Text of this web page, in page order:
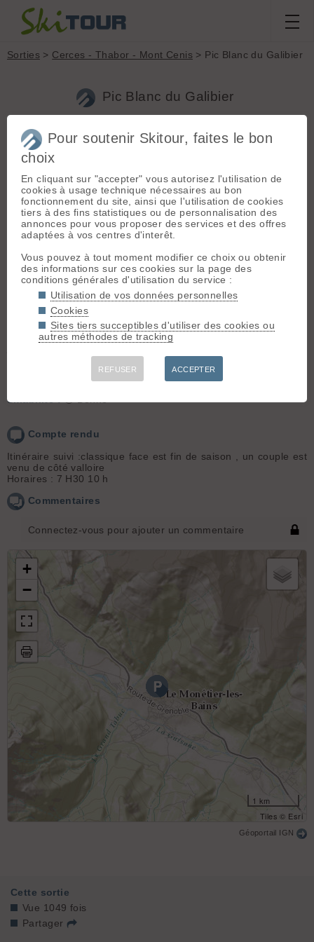
Sorties > Cerces - Thabor - Mont Cenis > Pic Blanc du Galibier
Pic Blanc du Galibier
Départ :
Le
Monêtier les Bains
(1500 m)
Orientation :NE
Ski :
2.1
Faune :Afficher les
zones sensibles
Sortie du samedi 30 mai 2026
Conditions nivologiques,
accès & météo
Météo/températures : route du
route du Galibier
8 degrés à 7 H30 regel partiel, ciel
brumeux
Conditions d'accès/altitude du
parking : route dégagée
Altitude de chaussage/déchaussage : 2450 a peu près
Conditions pour le ski : on chausse à la voiture, neige continue
Conditions nivo et activité avalancheuse : ras mais neige sale,
noire par endroits
Skiabilité :
Compte rendu
Itinéraire suivi :classique face est fin de saison , un couple est
venu de côté valloire
Horaires : 7 H30 10 h
Commentaires
Connectez-vous pour ajouter un commentaire
+
−
1 km
Tiles © Esri
Géoportail IGN
Cette sortie
Vue 1049 fois
Partager
Pour soutenir Skitour, faites le bon
choix
En cliquant sur "accepter" vous autorisez l'utilisation de
cookies à usage technique nécessaires au bon
fonctionnement du site, ainsi que l'utilisation de cookies
tiers à des fins statistiques ou de personnalisation des
annonces pour vous proposer des services et des offres
adaptées à vos centres d'interêt.
Vous pouvez à tout moment modifier ce choix ou obtenir
des informations sur ces cookies sur la page des
conditions générales d'utilisation du service :
Utilisation de vos données personnelles
Cookies
Sites tiers succeptibles d'utiliser des cookies ou
autres méthodes de tracking
REFUSER ACCEPTER